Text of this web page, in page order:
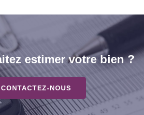
estimer votre bien ?
CONTACTEZ-NOUS